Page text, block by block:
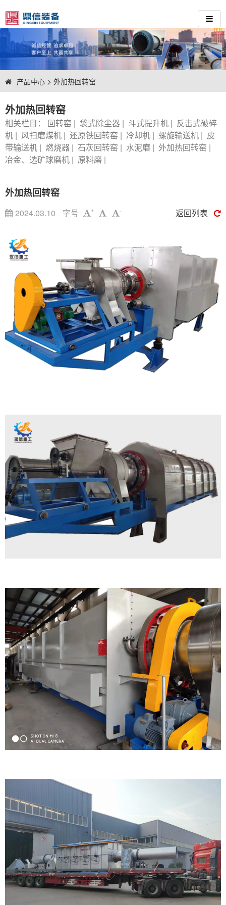
产品中心 > 外加热回转窑
外加热回转窑
相关栏目： 回转窑 | 袋式除尘器 | 斗式提升机 | 反击式破碎
机 | 风扫磨煤机 | 还原铁回转窑 | 冷却机 | 螺旋输送机 | 皮
带输送机 | 燃烧器 | 石灰回转窑 | 水泥磨 | 外加热回转窑 |
冶金、选矿球磨机 | 原料磨 |
外加热回转窑
2024.03.10 字号 + - 返回列表